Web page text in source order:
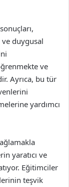
ve duygusal
ve
Ayrıca, bu tür
yardımcı
yaratıcı ve
Eğitimciler
teşvik